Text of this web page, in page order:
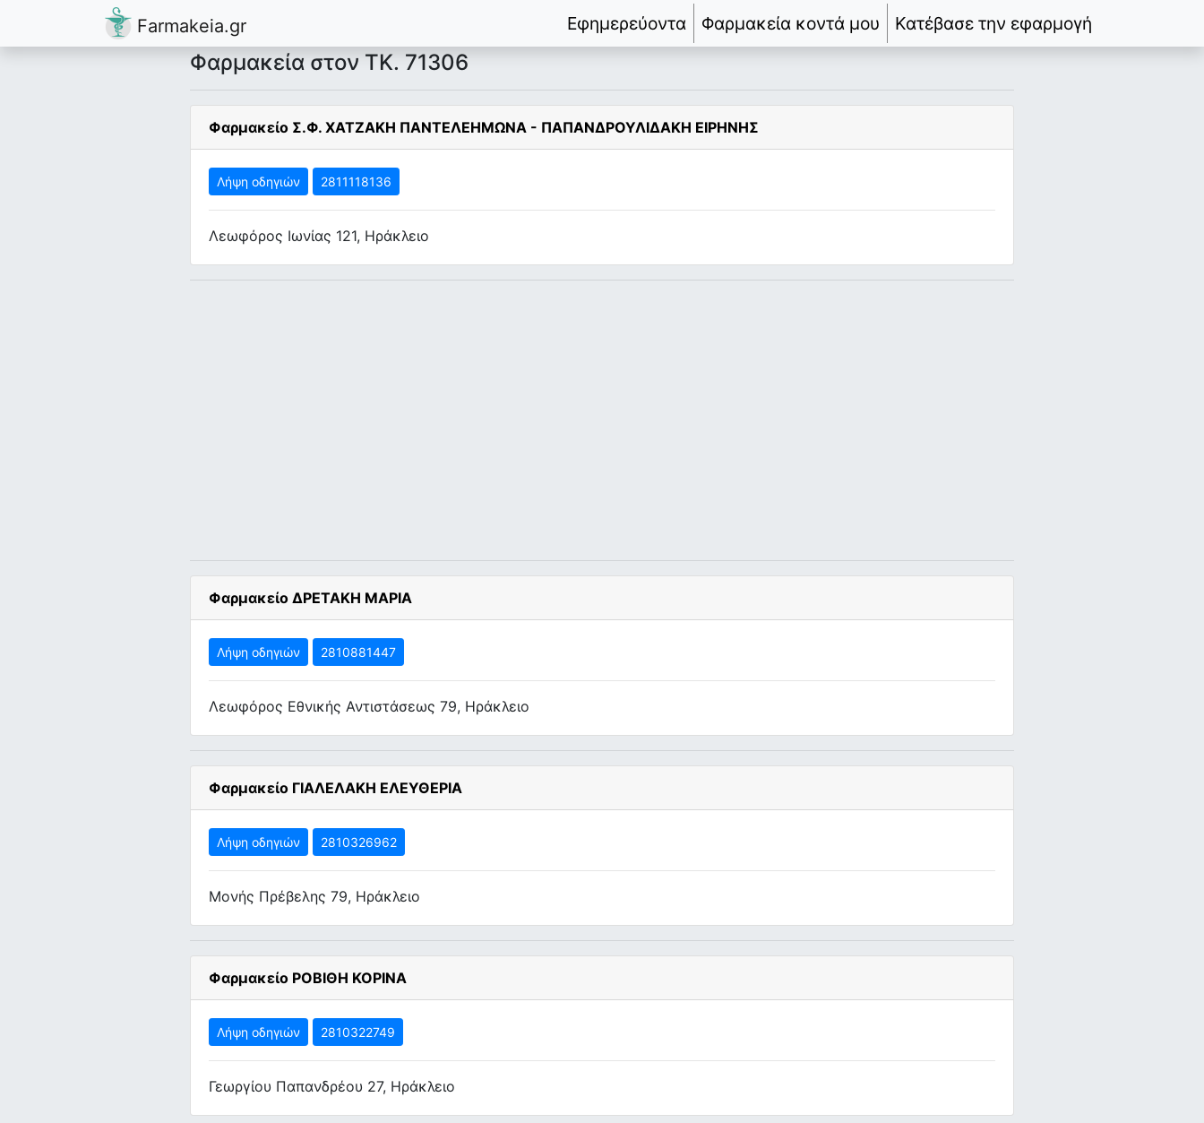
Farmakeia.gr Εφημερεύοντα Φαρμακεία κοντά μου Κατέβασε την εφαρμογή
Φαρμακεία στον ΤΚ. 71306
Φαρμακείο Σ.Φ. ΧΑΤΖΑΚΗ ΠΑΝΤΕΛΕΗΜΩΝΑ - ΠΑΠΑΝΔΡΟΥΛΙΔΑΚΗ ΕΙΡΗΝΗΣ
Λήψη οδηγιών 2811118136
Λεωφόρος Ιωνίας 121, Ηράκλειο
Φαρμακείο ΔΡΕΤΑΚΗ ΜΑΡΙΑ
Λήψη οδηγιών 2810881447
Λεωφόρος Εθνικής Αντιστάσεως 79, Ηράκλειο
Φαρμακείο ΓΙΑΛΕΛΑΚΗ ΕΛΕΥΘΕΡΙΑ
Λήψη οδηγιών 2810326962
Μονής Πρέβελης 79, Ηράκλειο
Φαρμακείο ΡΟΒΙΘΗ ΚΟΡΙΝΑ
Λήψη οδηγιών 2810322749
Γεωργίου Παπανδρέου 27, Ηράκλειο